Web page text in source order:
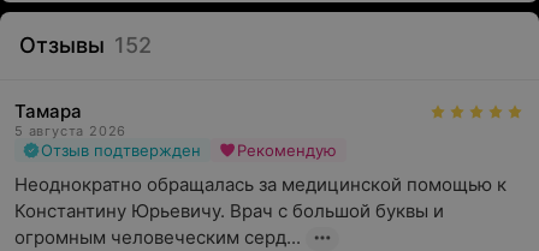
Отзывы 152
Тамара
5 августа 2026
Отзыв подтвержден Рекомендую
Неоднократно обращалась за медицинской помощью к
Константину Юрьевичу. Врач с большой буквы и
огромным человеческим серд...